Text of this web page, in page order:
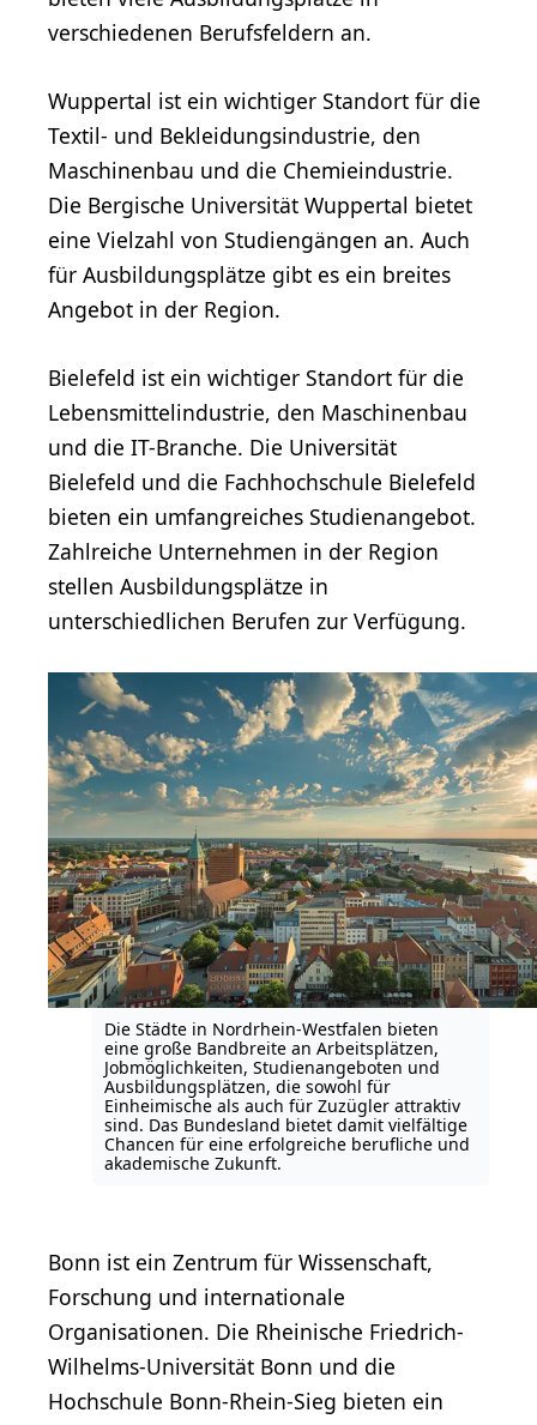
verschiedenen Berufsfeldern an.
Wuppertal ist ein wichtiger Standort für die
Textil- und Bekleidungsindustrie, den
Maschinenbau und die Chemieindustrie.
Die Bergische Universität Wuppertal bietet
eine Vielzahl von Studiengängen an. Auch
für Ausbildungsplätze gibt es ein breites
Angebot in der Region.
Bielefeld ist ein wichtiger Standort für die
Lebensmittelindustrie, den Maschinenbau
und die IT-Branche. Die Universität
Bielefeld und die Fachhochschule Bielefeld
bieten ein umfangreiches Studienangebot.
Zahlreiche Unternehmen in der Region
stellen Ausbildungsplätze in
unterschiedlichen Berufen zur Verfügung.
Die Städte in Nordrhein-Westfalen bieten
eine große Bandbreite an Arbeitsplätzen,
Jobmöglichkeiten, Studienangeboten und
Ausbildungsplätzen, die sowohl für
Einheimische als auch für Zuzügler attraktiv
sind. Das Bundesland bietet damit vielfältige
Chancen für eine erfolgreiche berufliche und
akademische Zukunft.
Bonn ist ein Zentrum für Wissenschaft,
Forschung und internationale
Organisationen. Die Rheinische Friedrich-
Wilhelms-Universität Bonn und die
Hochschule Bonn-Rhein-Sieg bieten ein